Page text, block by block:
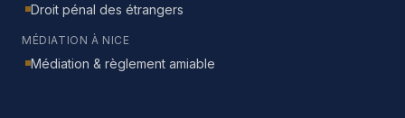
Droit pénal des étrangers
MÉDIATION À NICE
Médiation & règlement amiable